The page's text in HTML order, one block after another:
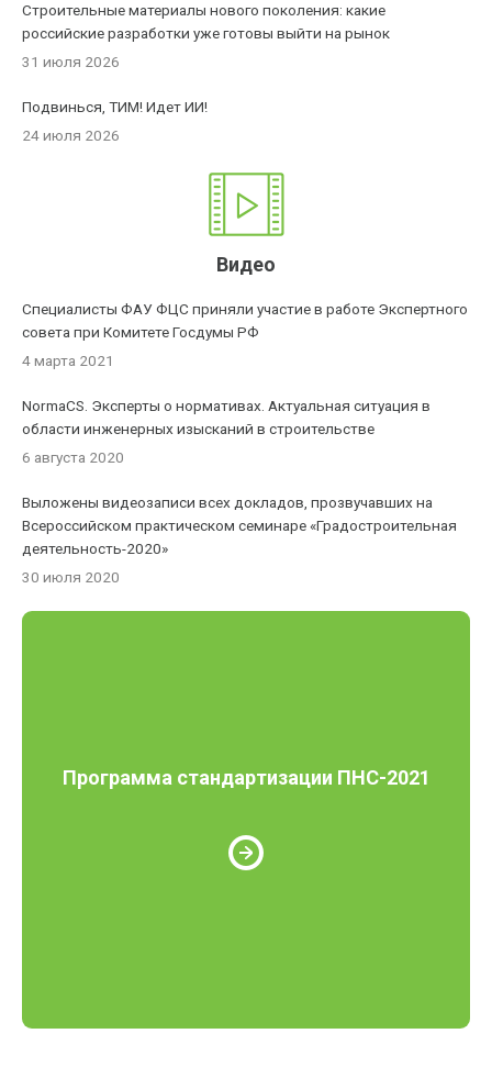
Строительные материалы нового поколения: какие
российские разработки уже готовы выйти на рынок
31 июля 2026
Подвинься, ТИМ! Идет ИИ!
24 июля 2026
Видео
Специалисты ФАУ ФЦС приняли участие в работе Экспертного
совета при Комитете Госдумы РФ
4 марта 2021
NormaCS. Эксперты о нормативах. Актуальная ситуация в
области инженерных изысканий в строительстве
6 августа 2020
Выложены видеозаписи всех докладов, прозвучавших на
Всероссийском практическом семинаре «Градостроительная
деятельность-2020»
30 июля 2020
Программа стандартизации ПНС-2021